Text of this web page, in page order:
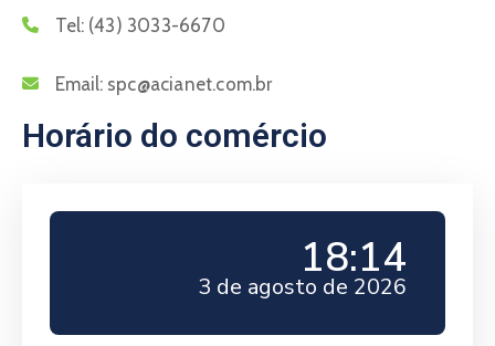
Tel: (43) 3033-6670
Email: spc@acianet.com.br
Horário do comércio
18:14
3 de agosto de 2026